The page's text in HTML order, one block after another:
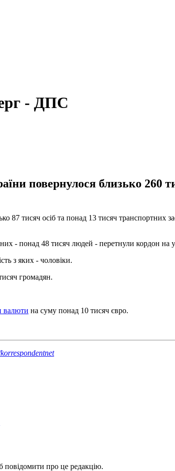
- ДПС
повернулося близько 260
тисяч осіб та понад 13 тисяч транспортних
- понад 48 тисяч людей - перетнули кордон на
з яких - чоловіки.
громадян.
валюти на суму понад 10 тисяч євро.
повідомити про це редакцію.